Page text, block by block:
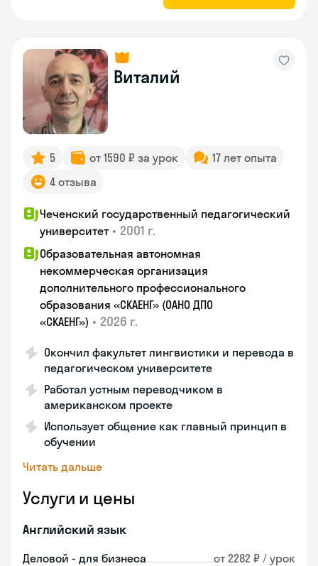
Виталий
5 от 1590 ₽ за урок
17 лет опыта
4 отзыва
Чеченский государственный педагогический
университет • 2001 г.
Образовательная автономная
некоммерческая организация
дополнительного профессионального
образования «СКАЕНГ» (ОАНО ДПО
«СКАЕНГ») • 2026 г.
Окончил факультет лингвистики и перевода в
педагогическом университете
Работал устным переводчиком в
американском проекте
Использует общение как главный принцип в
обучении
Читать дальше
Услуги и цены
Английский язык
Деловой - для бизнеса от 2282 ₽ / урок